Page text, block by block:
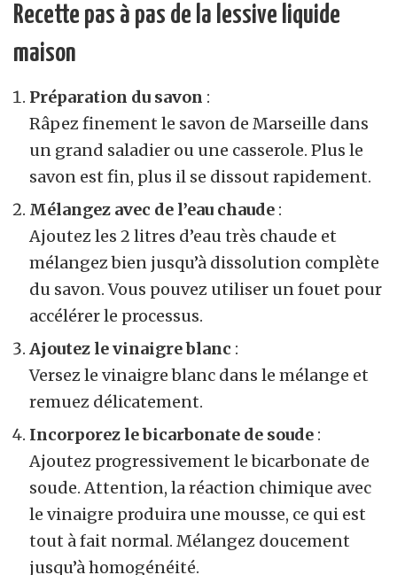
Recette pas à pas de la lessive liquide
maison
Préparation du savon :
Râpez finement le savon de Marseille dans
un grand saladier ou une casserole. Plus le
savon est fin, plus il se dissout rapidement.
Mélangez avec de l’eau chaude :
Ajoutez les 2 litres d’eau très chaude et
mélangez bien jusqu’à dissolution complète
du savon. Vous pouvez utiliser un fouet pour
accélérer le processus.
Ajoutez le vinaigre blanc :
Versez le vinaigre blanc dans le mélange et
remuez délicatement.
Incorporez le bicarbonate de soude :
Ajoutez progressivement le bicarbonate de
soude. Attention, la réaction chimique avec
le vinaigre produira une mousse, ce qui est
tout à fait normal. Mélangez doucement
jusqu’à homogénéité.